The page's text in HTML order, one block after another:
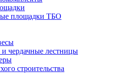
площадки ТБО
чердачные лестницы
строительства